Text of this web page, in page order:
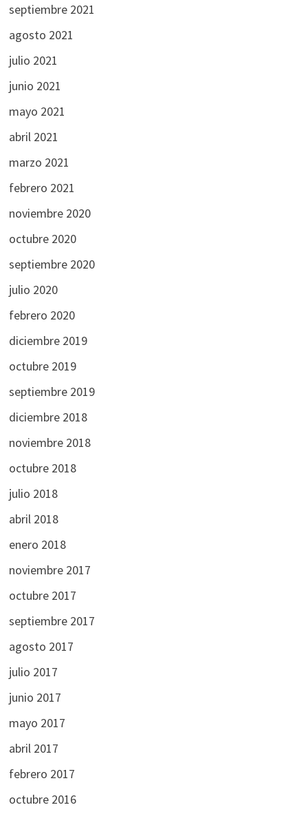
septiembre 2021
agosto 2021
julio 2021
junio 2021
mayo 2021
abril 2021
marzo 2021
febrero 2021
noviembre 2020
octubre 2020
septiembre 2020
julio 2020
febrero 2020
diciembre 2019
octubre 2019
septiembre 2019
diciembre 2018
noviembre 2018
octubre 2018
julio 2018
abril 2018
enero 2018
noviembre 2017
octubre 2017
septiembre 2017
agosto 2017
julio 2017
junio 2017
mayo 2017
abril 2017
febrero 2017
octubre 2016